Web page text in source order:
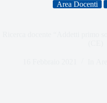
Area Docenti